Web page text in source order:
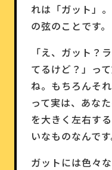
れは「ガット」
の弦のことです。
「え、ガット？
てるけど？」っ
ね。もちろんそ
って実は、あな
を大きく左右す
いなものなんです
ガットには色々